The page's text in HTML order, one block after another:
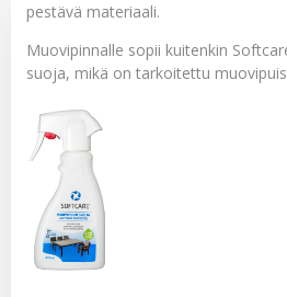
pestävä materiaali.
Muovipinnalle sopii kuitenkin
suoja, mikä on tarkoitettu